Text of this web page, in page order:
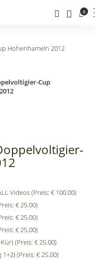
0
Hohenhameln 2012
Videos (Preis: € 100.00)
€ 25.00)
€ 25.00)
€ 25.00)
(Preis: € 25.00)
(Preis: € 25.00)